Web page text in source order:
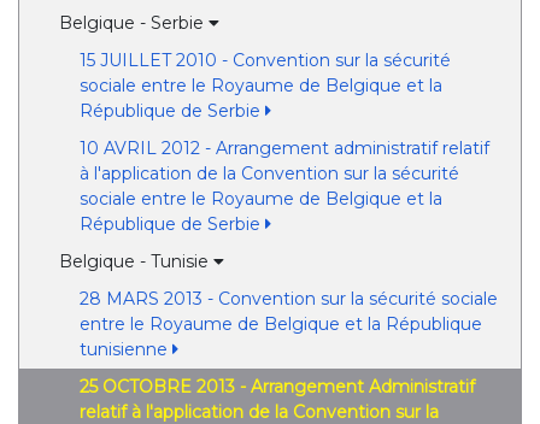
Belgique - Serbie
15 JUILLET 2010 - Convention sur la sécurité
sociale entre le Royaume de Belgique et la
République de Serbie
10 AVRIL 2012 - Arrangement administratif relatif
à l'application de la Convention sur la sécurité
sociale entre le Royaume de Belgique et la
République de Serbie
Belgique - Tunisie
28 MARS 2013 - Convention sur la sécurité sociale
entre le Royaume de Belgique et la République
tunisienne
25 OCTOBRE 2013 - Arrangement Administratif
relatif à l'application de la Convention sur la